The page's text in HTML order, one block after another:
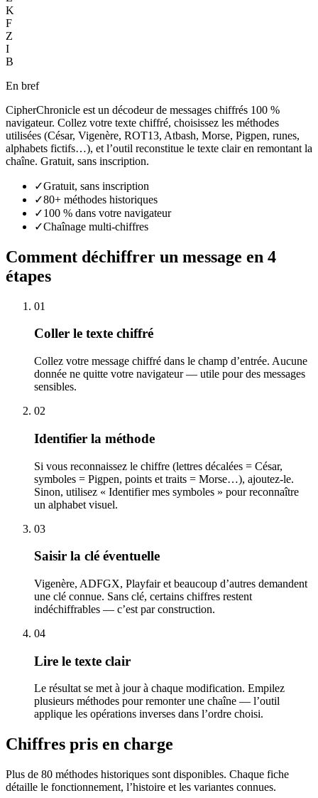
K
F
Z
I
B
En bref
CipherChronicle est un décodeur de messages chiffrés 100 %
navigateur. Collez votre texte chiffré, choisissez les méthodes
utilisées (César, Vigenère, ROT13, Atbash, Morse, Pigpen, runes,
alphabets fictifs…), et l’outil reconstitue le texte clair en remontant la
chaîne. Gratuit, sans inscription.
✓Gratuit, sans inscription
✓80+ méthodes historiques
✓100 % dans votre navigateur
✓Chaînage multi-chiffres
Comment déchiffrer un message en 4
étapes
01
Coller le texte chiffré
Collez votre message chiffré dans le champ d’entrée. Aucune
donnée ne quitte votre navigateur — utile pour des messages
sensibles.
02
Identifier la méthode
Si vous reconnaissez le chiffre (lettres décalées = César,
symboles = Pigpen, points et traits = Morse…), ajoutez-le.
Sinon, utilisez « Identifier mes symboles » pour reconnaître
un alphabet visuel.
03
Saisir la clé éventuelle
Vigenère, ADFGX, Playfair et beaucoup d’autres demandent
une clé connue. Sans clé, certains chiffres restent
indéchiffrables — c’est par construction.
04
Lire le texte clair
Le résultat se met à jour à chaque modification. Empilez
plusieurs méthodes pour remonter une chaîne — l’outil
applique les opérations inverses dans l’ordre choisi.
Chiffres pris en charge
Plus de 80 méthodes historiques sont disponibles. Chaque fiche
détaille le fonctionnement, l’histoire et les variantes connues.